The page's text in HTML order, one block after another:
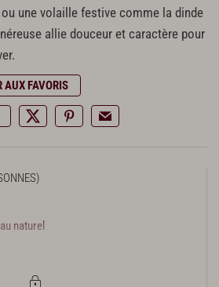
une volaille festive comme la dinde
allie douceur et caractère pour
AUX FAVORIS
naturel